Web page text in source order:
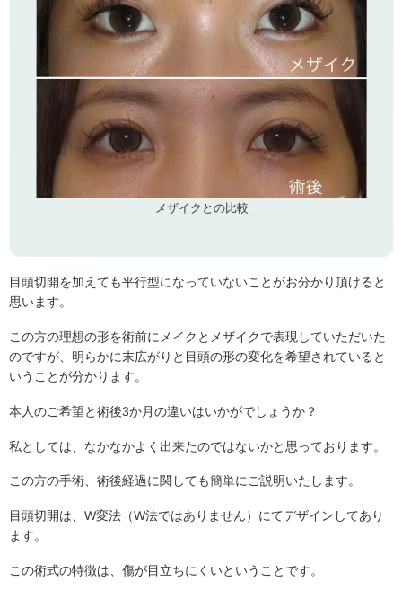
メザイクとの比較
目頭切開を加えても平行型になっていないことがお分かり頂けると
思います。
この方の理想の形を術前にメイクとメザイクで表現していただいた
のですが、明らかに末広がりと目頭の形の変化を希望されていると
いうことが分かります。
本人のご希望と術後3か月の違いはいかがでしょうか？
私としては、なかなかよく出来たのではないかと思っております。
この方の手術、術後経過に関しても簡単にご説明いたします。
目頭切開は、W変法（W法ではありません）にてデザインしてあり
ます。
この術式の特徴は、傷が目立ちにくいということです。